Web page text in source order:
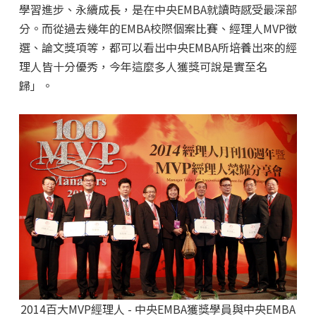
學習進步、永續成長，是在中央EMBA就讀時感受最深部
分。而從過去幾年的EMBA校際個案比賽、經理人MVP徵
選、論文獎項等，都可以看出中央EMBA所培養出來的經
理人皆十分優秀，今年這麼多人獲獎可說是實至名
歸」。
2014百大MVP經理人 - 中央EMBA獲獎學員與中央EMBA